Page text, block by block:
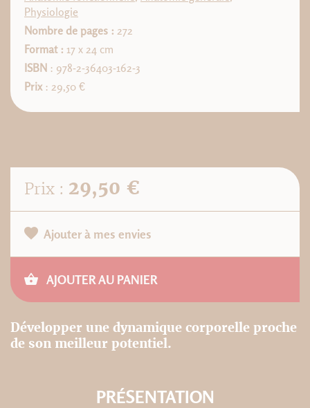
Physiologie
Nombre de pages : 272
Format : 17 x 24 cm
ISBN : 978-2-36403-162-3
Prix: 29,50 €
Prix : 29,50 €
Ajouter à mes envies
AJOUTER AU PANIER
Développer une dynamique corporelle proche
de son meilleur potentiel.
PRÉSENTATION